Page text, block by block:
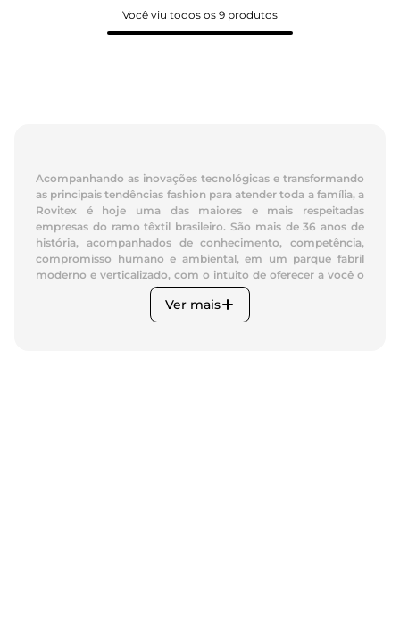
Você viu todos os 9 produtos
Acompanhando as inovações tecnológicas e transformando
as principais tendências fashion para atender toda a família, a
Rovitex é hoje uma das maiores e mais respeitadas
empresas do ramo têxtil brasileiro. São mais de 36 anos de
história, acompanhados de conhecimento, competência,
compromisso humano e ambiental, em um parque fabril
moderno e verticalizado, com o intuito de oferecer a você o
melhor produto e serviço.
Ver mais